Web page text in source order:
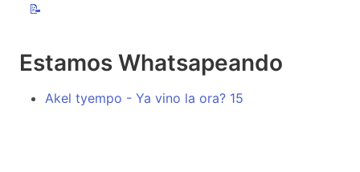
📝
Estamos Whatsapeando
Akel tyempo - Ya vino la ora? 15